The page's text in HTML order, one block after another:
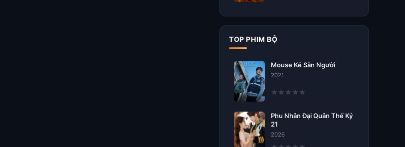
TOP PHIM BỘ
Mouse Kẻ Săn Người
2021
Phu Nhân Đại Quân Thế Kỷ
21
2026